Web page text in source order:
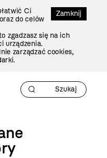
Zamknij
Ci
do celów
zgadzasz się na ich
urządzenia.
zarządzać cookies,